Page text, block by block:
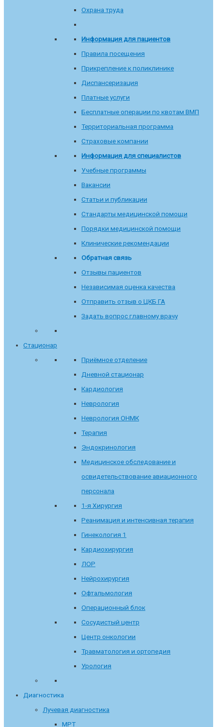
Охрана труда
Информация для пациентов
Правила посещения
Прикрепление к поликлинике
Диспансеризация
Платные услуги
Бесплатные операции по квотам ВМП
Территориальная программа
Страховые компании
Информация для специалистов
Учебные программы
Вакансии
Статьи и публикации
Стандарты медицинской помощи
Порядки медицинской помощи
Клинические рекомендации
Обратная связь
Отзывы пациентов
Независимая оценка качества
Отправить отзыв о ЦКБ ГА
Задать вопрос главному врачу
Стационар
Приёмное отделение
Дневной стационар
Кардиология
Неврология
Неврология ОНМК
Терапия
Эндокринология
Медицинское обследование и
освидетельствование авиационного
персонала
1-я Хирургия
Реанимация и интенсивная терапия
Гинекология 1
Кардиохирургия
ЛОР
Нейрохирургия
Офтальмология
Операционный блок
Сосудистый центр
Центр онкологии
Травматология и ортопедия
Урология
Диагностика
Лучевая диагностика
МРТ